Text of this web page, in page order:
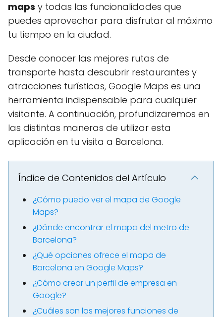
maps y todas las funcionalidades que
puedes aprovechar para disfrutar al máximo
tu tiempo en la ciudad.
Desde conocer las mejores rutas de
transporte hasta descubrir restaurantes y
atracciones turísticas, Google Maps es una
herramienta indispensable para cualquier
visitante. A continuación, profundizaremos en
las distintas maneras de utilizar esta
aplicación en tu visita a Barcelona.
Índice de Contenidos del Artículo
¿Cómo puedo ver el mapa de Google
Maps?
¿Dónde encontrar el mapa del metro de
Barcelona?
¿Qué opciones ofrece el mapa de
Barcelona en Google Maps?
¿Cómo crear un perfil de empresa en
Google?
¿Cuáles son las mejores funciones de